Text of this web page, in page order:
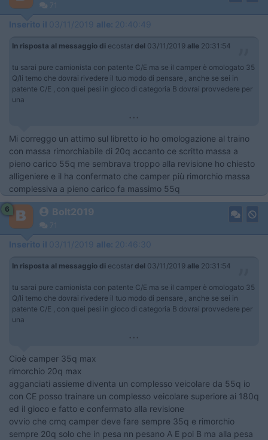
71
Inserito il 03/11/2019 alle: 20:40:49
In risposta al messaggio di ecostar del 03/11/2019 alle 20:31:54
tu sarai pure camionista con patente C/E ma se il camper è omologato 35
Q/li temo che dovrai rivedere il tuo modo di pensare , anche se sei in
patente C/E , con quei pesi in gioco di categoria B dovrai provvedere per
una
...
Mi correggo un attimo sul libretto io ho omologazione al traino
con massa rimorchiabile di 20q accanto ce scritto massa a
pieno carico 55q me sembrava troppo alla revisione ho chiesto
alligeniere e il ha confermato che camper più rimorchio massa
complessiva a pieno carico fa massimo 55q
6 Bolt2019
71
Inserito il 03/11/2019 alle: 20:46:30
In risposta al messaggio di ecostar del 03/11/2019 alle 20:31:54
tu sarai pure camionista con patente C/E ma se il camper è omologato 35
Q/li temo che dovrai rivedere il tuo modo di pensare , anche se sei in
patente C/E , con quei pesi in gioco di categoria B dovrai provvedere per
una
...
Cioè camper 35q max
rimorchio 20q max
agganciati assieme diventa un complesso veicolare da 55q io
con CE posso trainare un complesso veicolare superiore ai 180q
ed il gioco e fatto e confermato alla revisione
ovvio che cmq camper deve fare sempre 35q e rimorchio
sempre 20q solo che in pesa nn pesano A E poi B ma alla pesa